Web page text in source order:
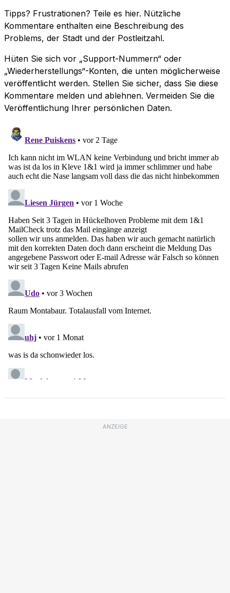
Tipps? Frustrationen? Teile es hier. Nützliche
Kommentare enthalten eine Beschreibung des
Problems, der Stadt und der Postleitzahl.
Hüten Sie sich vor „Support-Nummern“ oder
„Wiederherstellungs“-Konten, die unten möglicherweise
veröffentlicht werden. Stellen Sie sicher, dass Sie diese
Kommentare melden und ablehnen. Vermeiden Sie die
Veröffentlichung Ihrer persönlichen Daten.
ANZEIGE